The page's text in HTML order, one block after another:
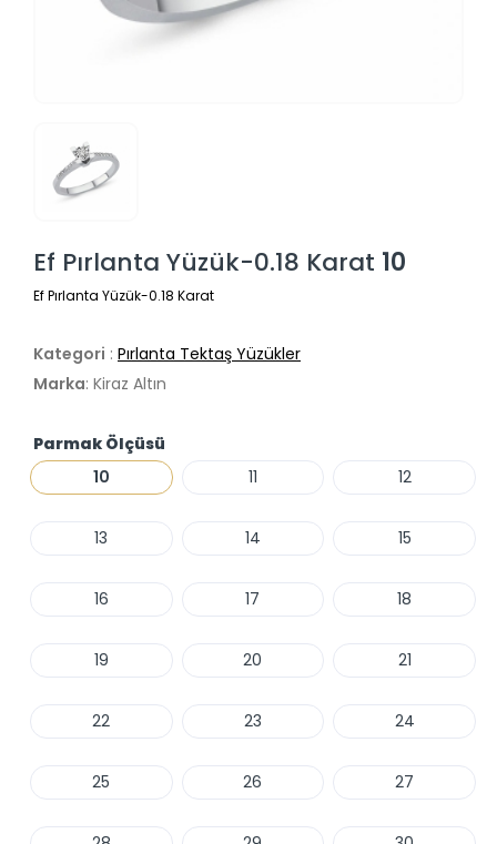
Ef Pırlanta Yüzük-0.18 Karat 10
Ef Pırlanta Yüzük-0.18 Karat
Kategori : Pırlanta Tektaş Yüzükler
Marka: Kiraz Altın
Parmak Ölçüsü
10
11 12
13 14 15
16 17 18
19 20 21
22 23 24
25 26 27